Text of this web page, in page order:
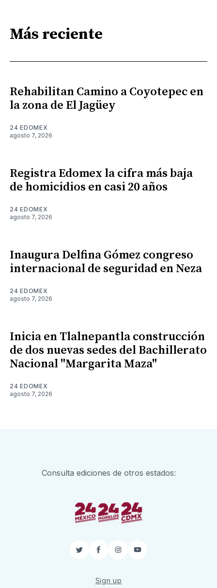
Más reciente
Rehabilitan Camino a Coyotepec en
la zona de El Jagüey
24 EDOMEX
agosto 7, 2026
Registra Edomex la cifra más baja
de homicidios en casi 20 años
24 EDOMEX
agosto 7, 2026
Inaugura Delfina Gómez congreso
internacional de seguridad en Neza
24 EDOMEX
agosto 7, 2026
Inicia en Tlalnepantla construcción
de dos nuevas sedes del Bachillerato
Nacional "Margarita Maza"
24 EDOMEX
agosto 7, 2026
Consulta ediciones de otros estados:
TwitterFacebook
InstagramYouTube
Sign up